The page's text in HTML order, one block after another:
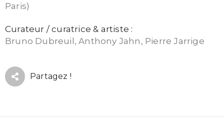
Paris)
Curateur / curatrice & artiste :
Bruno Dubreuil, Anthony Jahn, Pierre Jarrige
Partagez !